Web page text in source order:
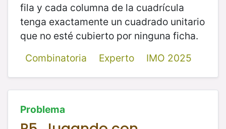
fila y cada columna de la cuadrícula
tenga exactamente un cuadrado unitario
que no esté cubierto por ninguna ficha.
Combinatoria
Experto IMO 2025
Problema